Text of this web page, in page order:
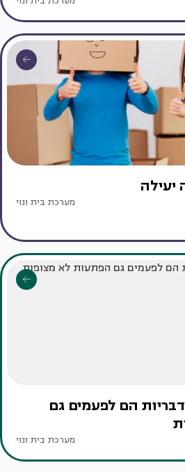
יעילה
מערכת בית ונוי
הם לפעמים גם
מערכת בית ונוי